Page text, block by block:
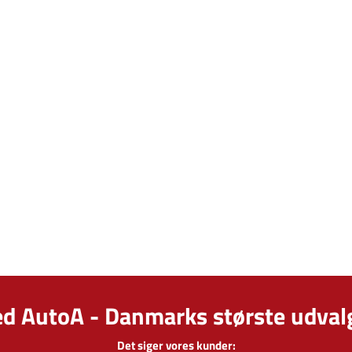
AutoA - Danmarks største
Det siger vores kunder: